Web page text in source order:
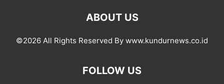
ABOUT US
©2026 All Rights Reserved By www.kundurnews.co.id
FOLLOW US